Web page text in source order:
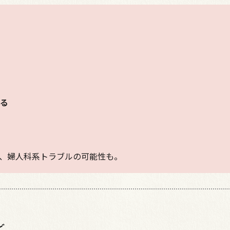
人科系トラブルの可能性も。